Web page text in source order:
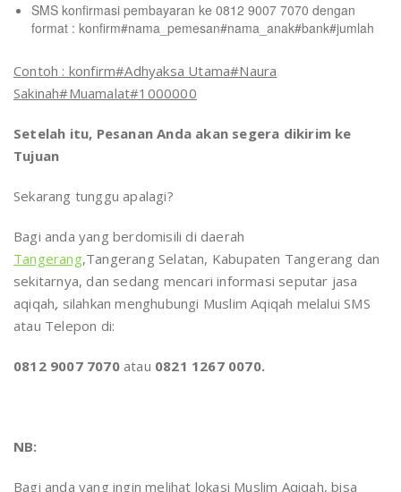
SMS konfirmasi pembayaran ke 0812 9007 7070 dengan
format : konfirm#nama_pemesan#nama_anak#bank#jumlah
Contoh : konfirm#Adhyaksa Utama#Naura
Sakinah#Muamalat#1000000
Setelah itu, Pesanan Anda akan segera dikirim ke
Tujuan
Sekarang tunggu apalagi?
Bagi anda yang berdomisili di daerah
Tangerang,Tangerang Selatan, Kabupaten Tangerang dan
sekitarnya, dan sedang mencari informasi seputar jasa
aqiqah, silahkan menghubungi Muslim Aqiqah melalui SMS
atau Telepon di:
0812 9007 7070 atau 0821 1267 0070.
NB:
Bagi anda yang ingin melihat lokasi Muslim Aqiqah, bisa